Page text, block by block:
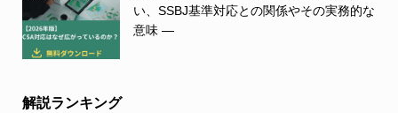
い、SSBJ基準対応との関係やその実務的な
意味 ―
解説ランキング